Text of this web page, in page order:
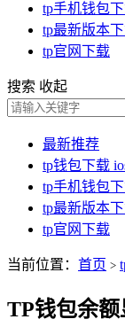
tp手机钱包
tp最新版本
tp官网下载
搜索 收起
最新推荐
tp钱包下载
tp手机钱包
tp最新版本
tp官网下载
当前位置： 首页 >
TP钱包余